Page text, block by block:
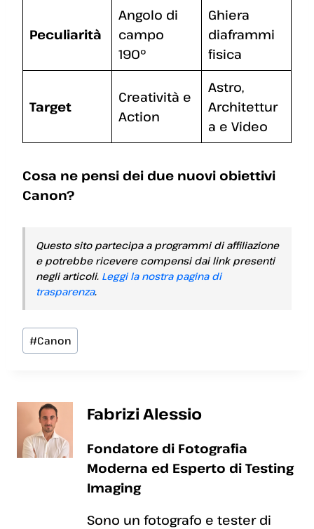
Peculiarità
Angolo di
campo
190°
Ghiera
diaframmi
fisica
Target
Creatività e
Action
Astro,
Architettur
a e Video
Cosa ne pensi dei due nuovi obiettivi
Canon?
Questo sito partecipa a programmi di affiliazione
e potrebbe ricevere compensi dai link presenti
negli articoli. Leggi la nostra pagina di
trasparenza.
Tag
articolo:
#Canon
Fabrizi Alessio
Fondatore di Fotografia
Moderna ed Esperto di Testing
Imaging
Sono un fotografo e tester di